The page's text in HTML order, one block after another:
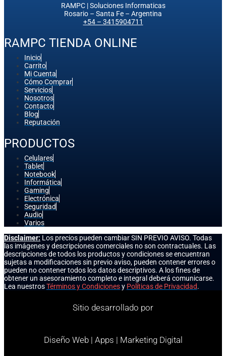
RAMPC | Soluciones Informaticas
Rosario – Santa Fe – Argentina
+54 – 3415904711
RAMPC TIENDA ONLINE
Inicio
Carrito
Mi Cuenta
Cómo Comprar
Servicios
Nosotros
Contacto
Blog
Reputación
PRODUCTOS
Celulares
Tablet
Notebook
Informática
Gaming
Electrónica
Seguridad
Audio
Varios
Disclaimer: Los precios pueden cambiar SIN PREVIO AVISO. Todas
las imágenes y descripciones comerciales no son contractuales. Las
descripciones de todos los productos y condiciones se encuentran
sujetas a modificaciones sin previo aviso, pueden contener errores o
pueden no contener todos los datos descriptivos. A los fines de
obtener un asesoramiento completo e integral deberá comunicarse.
Lea nuestrosTérminos y Condicionesy Políticas de Privacidad.
Sitio desarrollado por
Diseño Web | Apps | Marketing Digital